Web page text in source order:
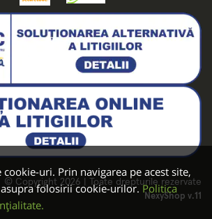
cookie-uri. Prin navigarea pe acest site,
folosirii cookie-urilor.Politica
© Copyright 2026 | Toate drepturile rezervate
NexyShop v.11